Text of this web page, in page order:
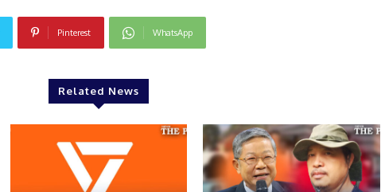
Pinterest WhatsApp
Related News